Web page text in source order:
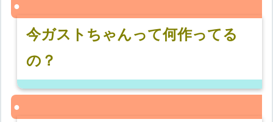
今ガストちゃんって何作ってる
の？